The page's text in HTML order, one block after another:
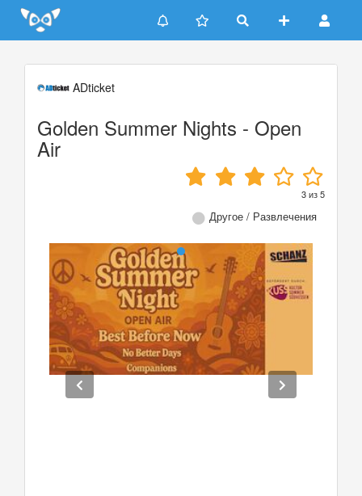
Update cookies preferences
ADticket
Golden Summer Nights - Open
Air
3из5
Другое / Развлечения